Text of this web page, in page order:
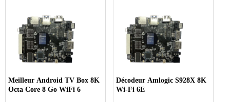
Meilleur Android TV Box 8K
Octa Core 8 Go WiFi 6
Décodeur Amlogic S928X 8K
Wi-Fi 6E